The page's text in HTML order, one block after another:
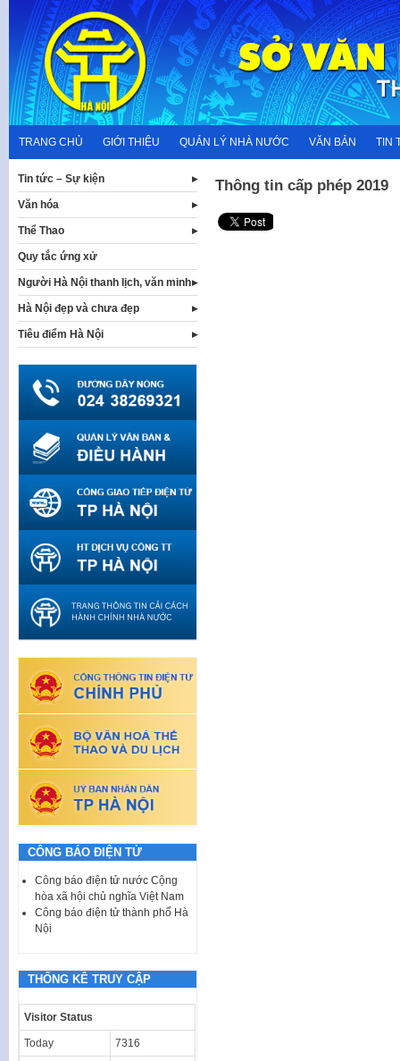
content
TRANG CHỦ GIỚI THIỆU QUẢN LÝ NHÀ NƯỚC VĂN BẢN TIN
Thông tin cấp phép 2019
Tin tức – Sự kiện
Văn hóa
Thể Thao
Quy tắc ứng xử
Người Hà Nội thanh lịch, văn minh
Hà Nội đẹp và chưa đẹp
Tiêu điểm Hà Nội
CÔNG BÁO ĐIỆN TỬ
Công báo điện tử nước Cộng
hòa xã hội chủ nghĩa Việt Nam
Công báo điện tử thành phố Hà
Nội
THỐNG KÊ TRUY CẬP
Visitor Status
Today 7316